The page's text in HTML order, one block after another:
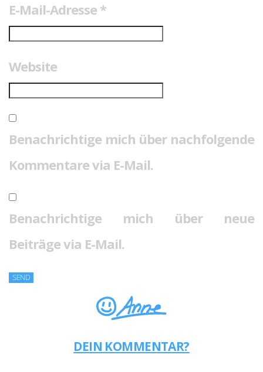
E-Mail-Adresse *
Website
Benachrichtige mich über nachfolgende
Kommentare via E-Mail.
Benachrichtige mich über neue
Beiträge via E-Mail.
DEIN KOMMENTAR?